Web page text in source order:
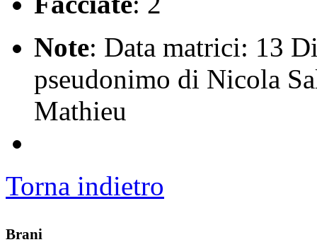
Note: Data matrici: 13
pseudonimo di Nicola
Mathieu
Torna indietro
Brani